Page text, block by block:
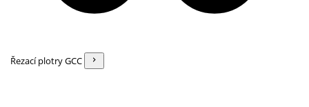
Řezací plotry GCC